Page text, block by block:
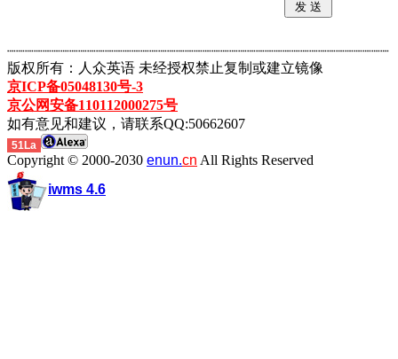
┈┈┈┈┈┈┈┈┈┈┈┈┈┈┈┈┈┈┈┈┈┈┈┈┈┈┈┈┈┈┈┈┈┈┈┈┈┈┈┈┈┈┈
版权所有：人众英语 未经授权禁止复制或建立镜像
京ICP备05048130号-3
京公网安备110112000275号
如有意见和建议，请联系QQ:50662607
51La
Copyright © 2000-2030 enun.cn All Rights Reserved
iwms 4.6